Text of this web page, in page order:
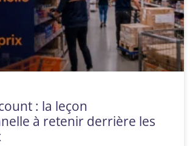
: la leçon
à retenir derrière les